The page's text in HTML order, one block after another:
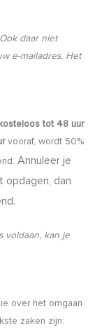
daar niet
e-mailadres. Het
kosteloos tot 48 uur
vooraf, wordt 50%
Annuleer je
dan
voldaan, kan je
over het omgaan
zaken zijn: